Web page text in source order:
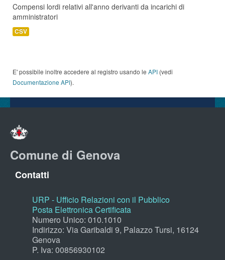
Compensi lordi relativi all'anno derivanti da incarichi di
amministratori
CSV
E' possibile inoltre accedere al registro usando le API (vedi
Documentazione API).
Comune di Genova
Contatti
URP - Ufficio Relazioni con il Pubblico
Posta Elettronica Certificata
Numero Unico: 010.1010
Indirizzo: Via Garibaldi 9, Palazzo Tursi, 16124
Genova
P. Iva: 00856930102